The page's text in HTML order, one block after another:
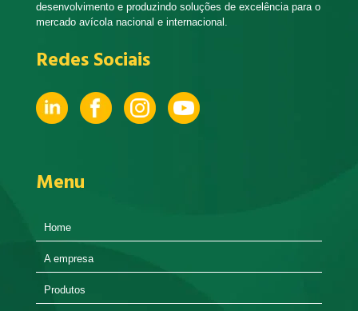
desenvolvimento e produzindo soluções de excelência para o
mercado avícola nacional e internacional.
Redes Sociais
Menu
Home
A empresa
Produtos